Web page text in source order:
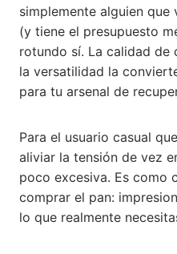
simplemente alguien
(y tiene el presupuesto
rotundo sí. La calidad
la versatilidad la
para tu arsenal de
Para el usuario casual
aliviar la tensión de vez
poco excesiva. Es como
comprar el pan:
lo que realmente